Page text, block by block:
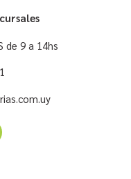
de 9 a 14hs